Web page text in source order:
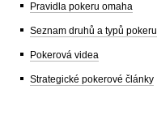
Pravidla pokeru omaha
Seznam druhů a typů pokeru
Pokerová videa
Strategické pokerové články